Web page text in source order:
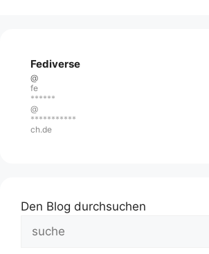
Fediverse
@
fe
******
@
***********
ch.de
Den Blog durchsuchen